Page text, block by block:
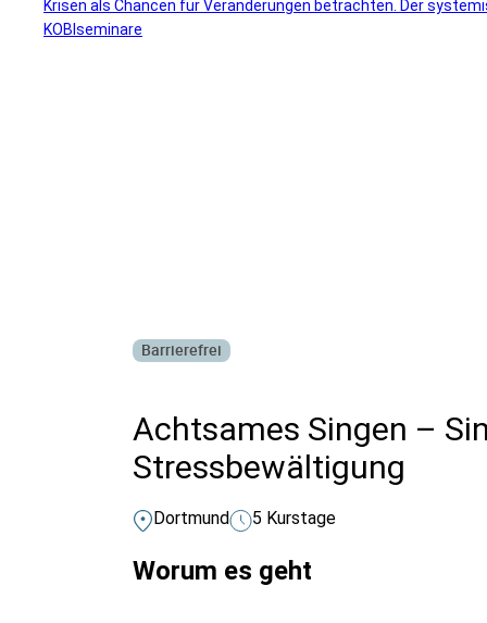
Krisen als Chancen für Veränderungen betrachten. Der
KOBIseminare
Barrierefrei
Achtsames Singen –
Stressbewältigung
Dortmund 5 Kurstage
Worum es geht